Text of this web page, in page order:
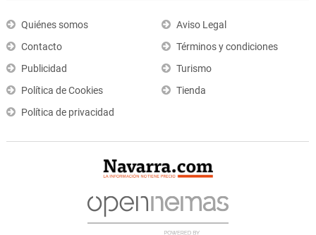
Quiénes somos
Contacto
Publicidad
Política de Cookies
Política de privacidad
Aviso Legal
Términos y condiciones
Turismo
Tienda